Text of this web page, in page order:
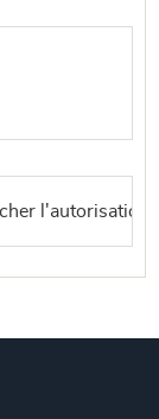
l'autorisation